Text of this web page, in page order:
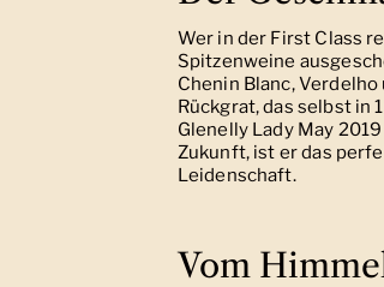
Wer in der First Class
Spitzenweine
Chenin Blanc,
Rückgrat, das selbst in
Glenelly Lady May
Zukunft, ist er das
Leidenschaft.
Vom